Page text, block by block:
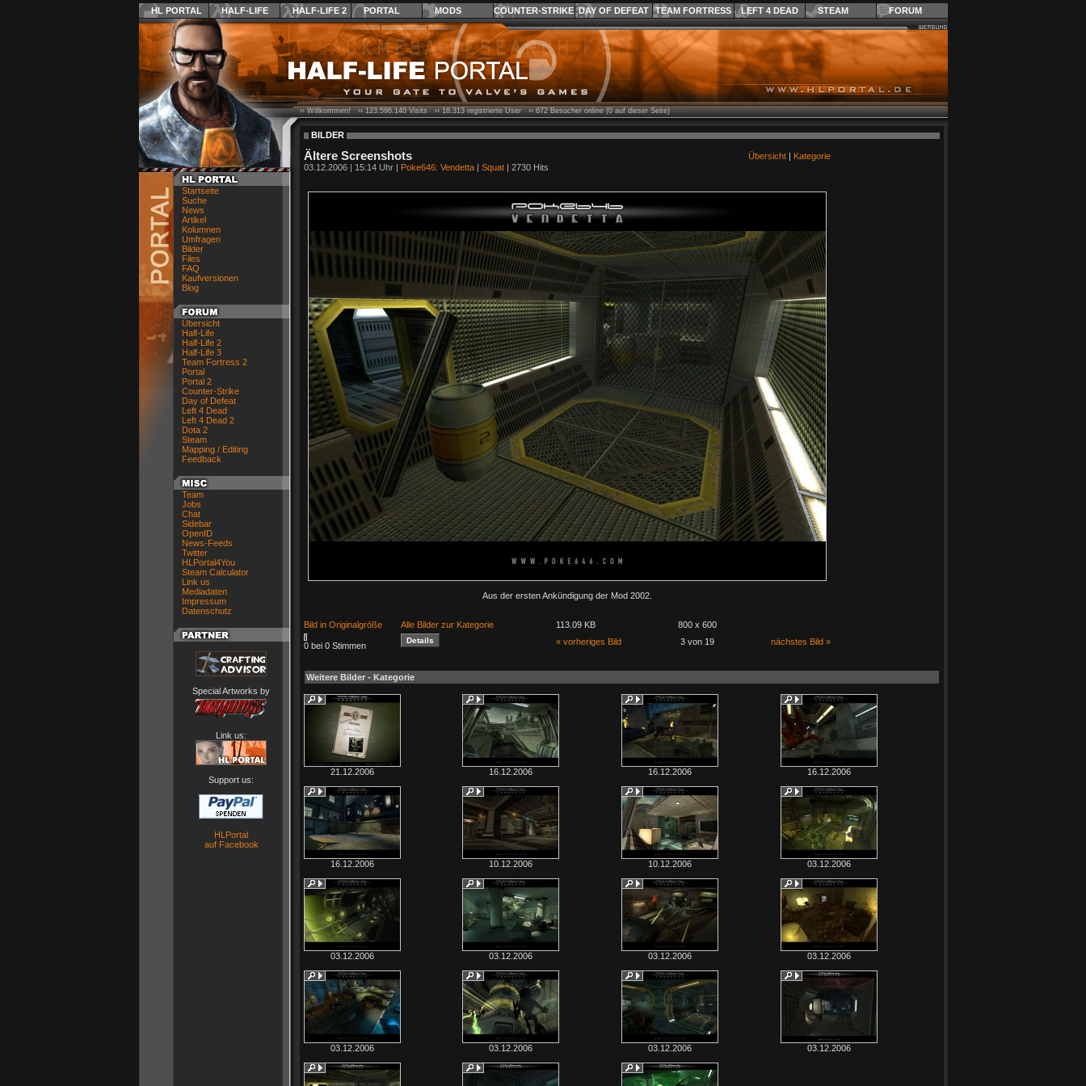
HL PORTAL HALF-LIFE HALF-LIFE 2 PORTAL MODS COUNTER-STRIKE DAY OF DEFEAT TEAM FORTRESS LEFT 4 DEAD STEAM FORUM
Startseite
Suche
News
Artikel
Kolumnen
Umfragen
Bilder
Files
FAQ
Kaufversionen
Blog
Übersicht
Half-Life
Half-Life 2
Half-Life 3
Team Fortress 2
Portal
Portal 2
Counter-Strike
Day of Defeat
Left 4 Dead
Left 4 Dead 2
Dota 2
Steam
Mapping / Editing
Feedback
Team
Jobs
Chat
Sidebar
OpenID
News-Feeds
Twitter
HLPortal4You
Steam Calculator
Link us
Mediadaten
Impressum
Datenschutz
Special Artworks by
Link us:
Support us:
HLPortal
auf Facebook
›› Willkommen! ››123.596.140Visits ››18.313registrierte User ››672Besucher online (0 auf dieser Seite)
BILDER
Ältere Screenshots Übersicht| Kategorie
03.12.2006 | 15:14 Uhr | Poke646: Vendetta| Squat| 2730 Hits
Aus der ersten Ankündigung der Mod 2002.
Bild in Originalgröße Alle Bilder zur Kategorie 113.09 KB 800 x 600
0 bei 0 Stimmen « vorheriges Bild 3 von 19 nächstes Bild »
Weitere Bilder - Kategorie
21.12.2006 16.12.2006 16.12.2006 16.12.2006
16.12.2006 10.12.2006 10.12.2006 03.12.2006
03.12.2006 03.12.2006 03.12.2006 03.12.2006
03.12.2006 03.12.2006 03.12.2006 03.12.2006